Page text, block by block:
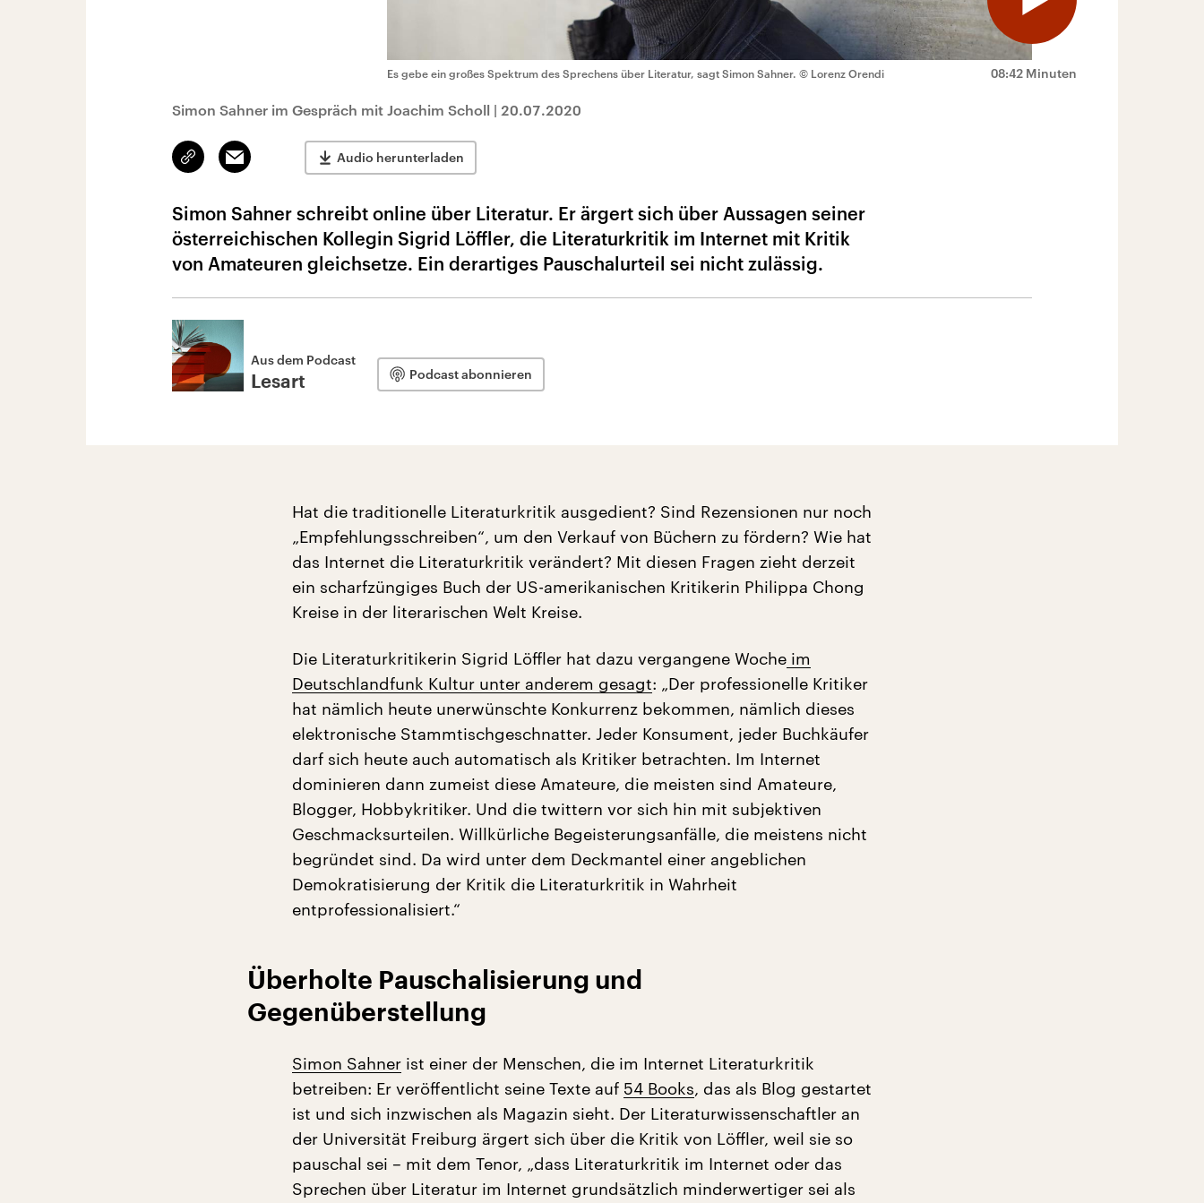
08:42 Minuten
Es gebe ein großes Spektrum des Sprechens über Literatur, sagt Simon Sahner. © Lorenz Orendi
Simon Sahner im Gespräch mit Joachim Scholl | 20.07.2020
Link
kopieren/teilen
Email Audio herunterladen
Simon Sahner schreibt online über Literatur. Er ärgert sich über Aussagen seiner
österreichischen Kollegin Sigrid Löffler, die Literaturkritik im Internet mit Kritik
von Amateuren gleichsetze. Ein derartiges Pauschalurteil sei nicht zulässig.
Aus dem Podcast
Lesart Podcast abonnieren
Hat die traditionelle Literaturkritik ausgedient? Sind Rezensionen nur noch
„Empfehlungsschreiben“, um den Verkauf von Büchern zu fördern? Wie hat
das Internet die Literaturkritik verändert? Mit diesen Fragen zieht derzeit
ein scharfzüngiges Buch der US-amerikanischen Kritikerin Philippa Chong
Kreise in der literarischen Welt Kreise.
Die Literaturkritikerin Sigrid Löffler hat dazu vergangene Woche im
Deutschlandfunk Kultur unter anderem gesagt: „Der professionelle Kritiker
hat nämlich heute unerwünschte Konkurrenz bekommen, nämlich dieses
elektronische Stammtischgeschnatter. Jeder Konsument, jeder Buchkäufer
darf sich heute auch automatisch als Kritiker betrachten. Im Internet
dominieren dann zumeist diese Amateure, die meisten sind Amateure,
Blogger, Hobbykritiker. Und die twittern vor sich hin mit subjektiven
Geschmacksurteilen. Willkürliche Begeisterungsanfälle, die meistens nicht
begründet sind. Da wird unter dem Deckmantel einer angeblichen
Demokratisierung der Kritik die Literaturkritik in Wahrheit
entprofessionalisiert.“
Überholte Pauschalisierung und
Gegenüberstellung
Simon Sahner ist einer der Menschen, die im Internet Literaturkritik
betreiben: Er veröffentlicht seine Texte auf 54 Books, das als Blog gestartet
ist und sich inzwischen als Magazin sieht. Der Literaturwissenschaftler an
der Universität Freiburg ärgert sich über die Kritik von Löffler, weil sie so
pauschal sei – mit dem Tenor, „dass Literaturkritik im Internet oder das
Sprechen über Literatur im Internet grundsätzlich minderwertiger sei als